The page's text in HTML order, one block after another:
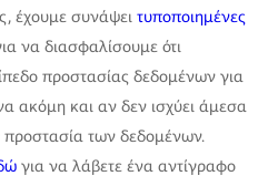
έχουμε συνάψει τυποποιημένες
να διασφαλίσουμε ότι
προστασίας δεδομένων για
ακόμη και αν δεν ισχύει άμεσα
προστασία των δεδομένων.
για να λάβετε ένα αντίγραφο